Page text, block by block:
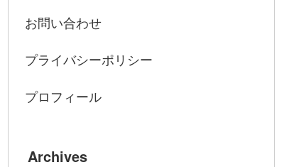
お問い合わせ
プライバシーポリシー
プロフィール
Archives